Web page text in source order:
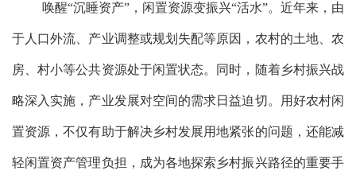
唤醒“沉睡资产”，闲置资源变振兴“活水”。近年来，由
于人口外流、产业调整或规划失配等原因，农村的土地、农
房、村小等公共资源处于闲置状态。同时，随着乡村振兴战
略深入实施，产业发展对空间的需求日益迫切。用好农村闲
置资源，不仅有助于解决乡村发展用地紧张的问题，还能减
轻闲置资产管理负担，成为各地探索乡村振兴路径的重要手